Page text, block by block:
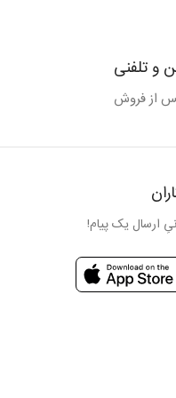
و تلفنی
از فروش
ارسال یک پیام!